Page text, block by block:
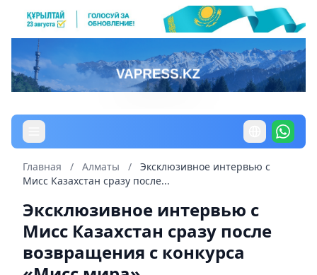
Главная / Алматы /
Эксклюзивное интервью с
Мисс Казахстан сразу после...
Эксклюзивное интервью с
Мисс Казахстан сразу после
возвращения с конкурса